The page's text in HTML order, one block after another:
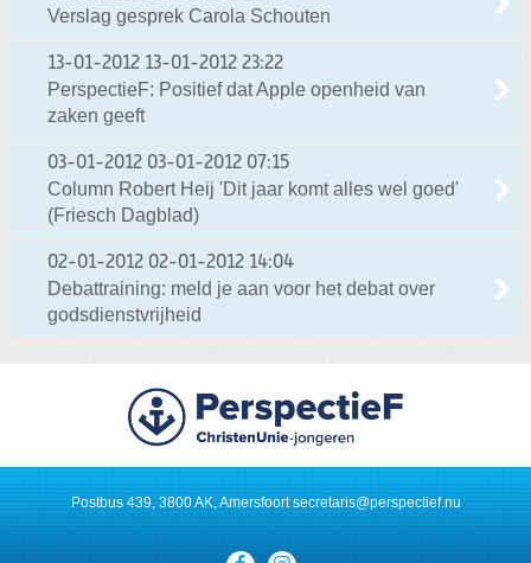
Verslag gesprek Carola Schouten
13-01-2012 13-01-2012 23:22
PerspectieF: Positief dat Apple openheid van
zaken geeft
03-01-2012 03-01-2012 07:15
Column Robert Heij 'Dit jaar komt alles wel goed'
(Friesch Dagblad)
02-01-2012 02-01-2012 14:04
Debattraining: meld je aan voor het debat over
godsdienstvrijheid
Postbus 439, 3800 AK, Amersfoortsecretaris@perspectief.nu